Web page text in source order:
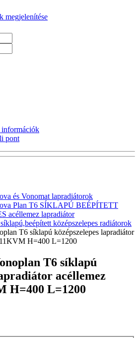
megjelenítése
információk
pont
és Vonomat lapradiátorok
Plan T6 SÍKLAPÚ BEÉPÍTETT
acéllemez lapradiátor
középszelepes radiátorok
T6 síklapú középszelepes lapradiátor
H=400 L=1200
T6 síklapú
acéllemez
H=400 L=1200